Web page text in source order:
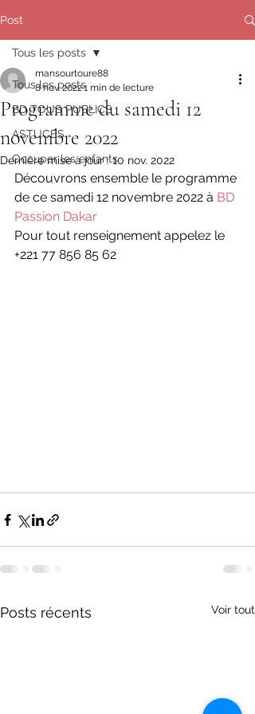
Post
Tous les posts
BD TOUS PUBLICS
ASTUCES
Occuper les enfants
Tous les posts
Programme du samedi 12
novembre 2022
mansourtoure88
8 nov. 20221 min de lecture
Dernière mise à jour :10 nov. 2022
Découvrons ensemble le programme
de ce samedi 12 novembre 2022 à BD
Passion Dakar
Pour tout renseignement appelez le
+221 77 856 85 62
Posts récents Voir tout